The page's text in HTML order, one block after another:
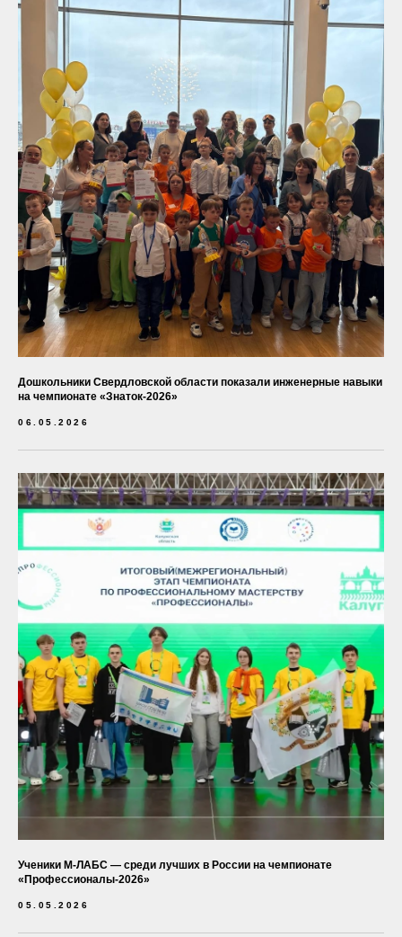
Дошкольники Свердловской области показали инженерные навыки
на чемпионате «Знаток-2026»
06.05.2026
Ученики М-ЛАБС — среди лучших в России на чемпионате
«Профессионалы-2026»
05.05.2026